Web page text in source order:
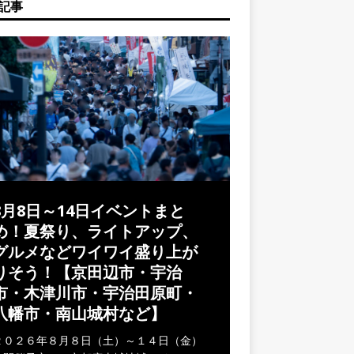
事
8日～14日イベントまと
！夏祭り、ライトアップ、
ルメなどワイワイ盛り上が
そう！【京田辺市・宇治
・木津川市・宇治田原町・
幡市・南山城村など】
０２６年８月８日（土）～１４日（金）